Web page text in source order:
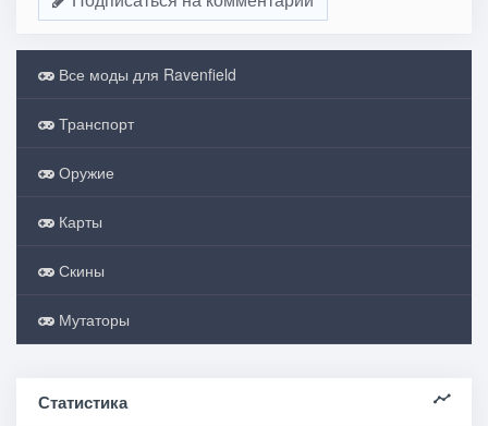
Все моды для Ravenfield
Транспорт
Оружие
Карты
Скины
Мутаторы
Статистика